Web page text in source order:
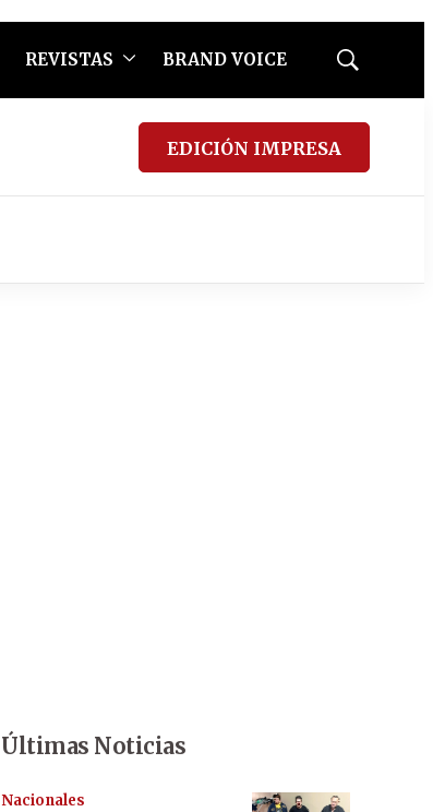
REVISTAS BRAND VOICE
Mostrar
EDICIÓN IMPRESA
Últimas Noticias
Nacionales